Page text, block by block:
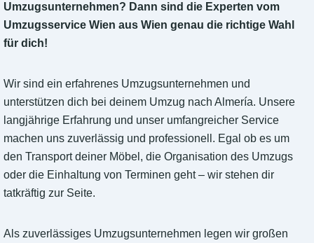
Umzugsunternehmen? Dann sind die Experten vom
Umzugsservice Wien aus Wien genau die richtige Wahl
für dich!
Wir sind ein erfahrenes Umzugsunternehmen und
unterstützen dich bei deinem Umzug nach Almería. Unsere
langjährige Erfahrung und unser umfangreicher Service
machen uns zuverlässig und professionell. Egal ob es um
den Transport deiner Möbel, die Organisation des Umzugs
oder die Einhaltung von Terminen geht – wir stehen dir
tatkräftig zur Seite.
Als zuverlässiges Umzugsunternehmen legen wir großen